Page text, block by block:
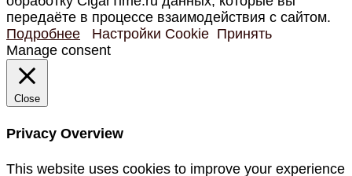
передаёте в процессе взаимодействия с сайтом.
Подробнее
Настройки Cookie Принять
Manage consent
Close
Privacy Overview
This website uses cookies to improve your experience